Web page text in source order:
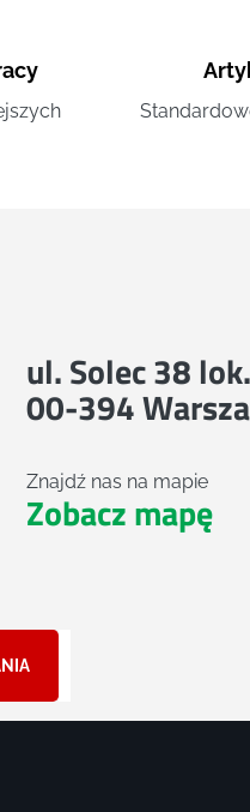
ul. Solec 38
00-394
Znajdź nas na mapie
Zobacz mapę